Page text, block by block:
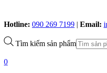
Hotline: 090 269 7199 | Email:
Tìm kiếm sản phẩm
0